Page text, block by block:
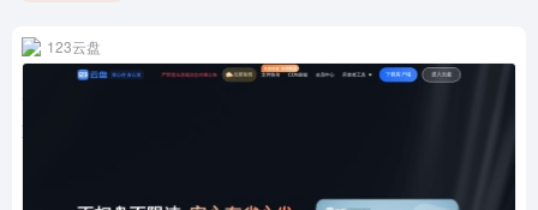
123云盘